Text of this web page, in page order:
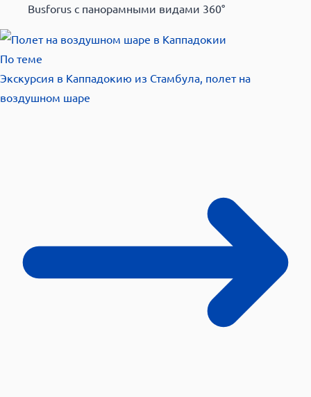
Busforus с панорамными видами 360°
По теме
Экскурсия в Каппадокию из Стамбула, полет на
воздушном шаре